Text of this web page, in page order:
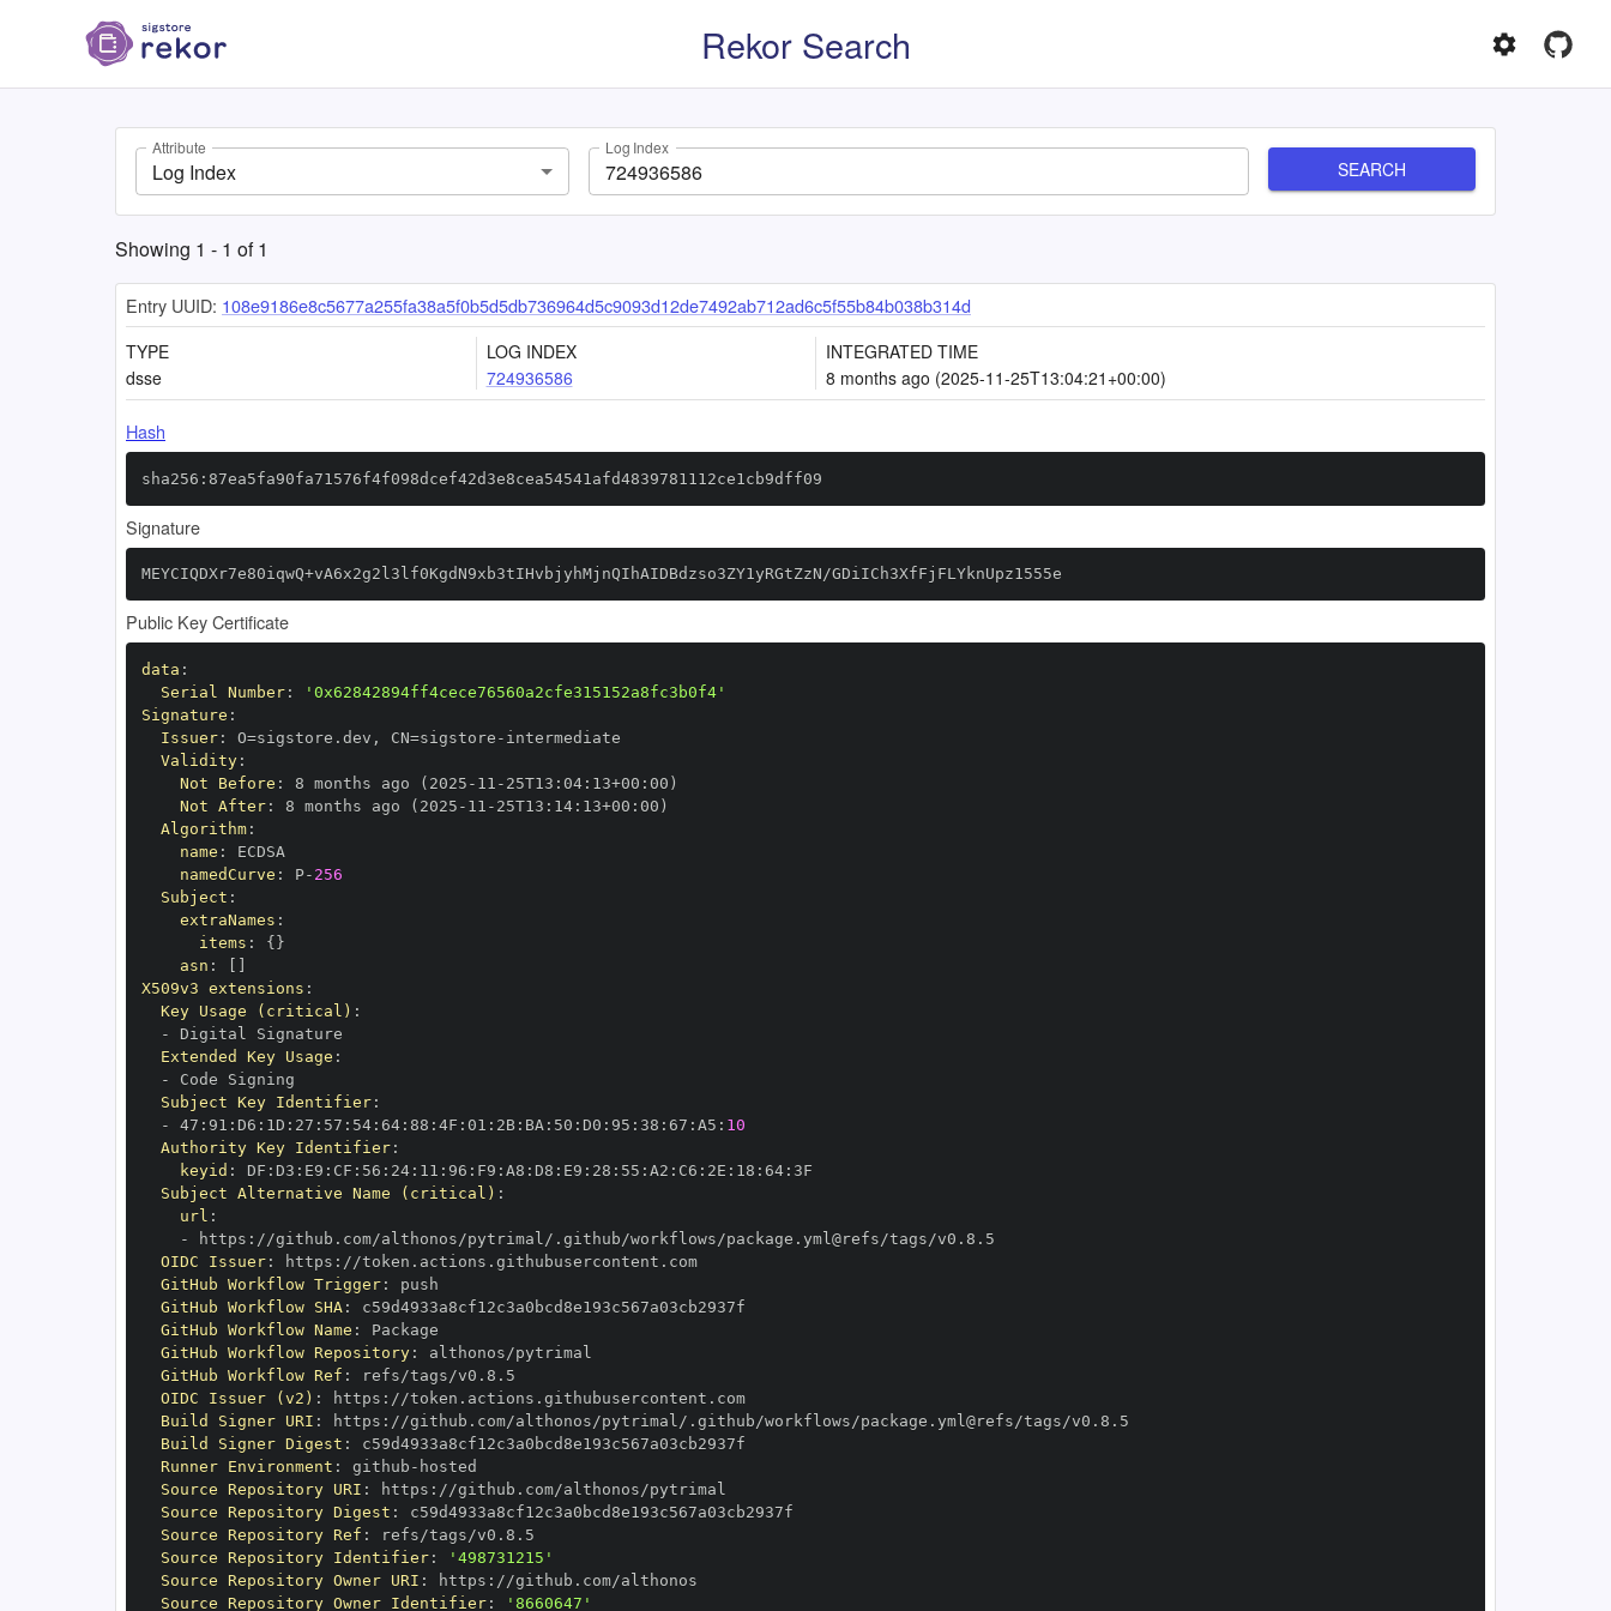
Rekor Search
Attribute
Log Index
Log Index
SEARCH
Showing 1 - 1 of1
Entry UUID: 108e9186e8c5677a255fa38a5f0b5d5db736964d5c9093d12de7492ab712ad6c5f55b84b038b314d
TYPE
dsse
LOG INDEX
724936586
INTEGRATED TIME
8 months ago (2025-11-25T13:04:21+00:00)
Hash
sha256:87ea5fa90fa71576f4f098dcef42d3e8cea54541afd4839781112ce1cb9dff09
Signature
MEYCIQDXr7e80iqwQ+vA6x2g2l3lf0KgdN9xb3tIHvbjyhMjnQIhAIDBdzso3ZY1yRGtZzN/GDiICh3XfFjFLYknUpz1555e
Public Key Certificate
data :
Serial Number:
'0x62842894ff4cece76560a2cfe315152a8fc3b0f4'
Signature :
Issuer: O=sigstore.dev , CN=sigstore -
Validity:
Not Before : 8 months ago (2025 - 11 - 25T13 : 04: 13+00 :
Not After: 8 months ago (2025 - 11 - 25T13 : 14: 13+00 :
Algorithm:
name :
namedCurve : P- 256
Subject :
extraNames :
items : { }
asn :
X509v3 extensions :
Key Usage (critical) :
-
Extended Key Usage :
-
Subject Key Identifier:
-
47 : 91 : D6 : 1D : 27 : 57 : 54: 64: 88 : 4F : 01 : 2B: BA : 50 : D0 : 95 : 38 : 67 : A5 : 10
Authority Key Identifier:
keyid : DF : D3 : E9 : CF : 56 : 24: 11 : 96 : F9 : A8 : D8 : E9 : 28 : 55 : A2 : C6 : 2E : 18 : 64:
Subject Alternative Name (critical) :
url :
-
https :
OIDC Issuer: https :
//token.actions.githubusercontent.com
GitHub Workflow Trigger:
GitHub Workflow SHA:
GitHub Workflow Name :
GitHub Workflow Repository:
GitHub Workflow Ref :
OIDC Issuer (v2) : https :
//token.actions.githubusercontent.com
Build Signer URI : https :
Build Signer Digest :
Runner Environment : github -
Source Repository URI : https :
Source Repository Digest :
Source Repository Ref :
Source Repository Identifier:
'498731215'
Source Repository Owner URI : https :
Source Repository Owner Identifier: '8660647'